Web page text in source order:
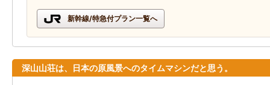
新幹線/特急付プラン一覧へ
深山山荘は、日本の原風景へのタイムマシンだと思う。